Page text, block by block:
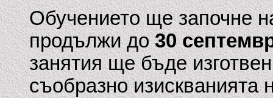
Обучението ще започне
продължи до30
занятия ще бъде
съобразно изискванията